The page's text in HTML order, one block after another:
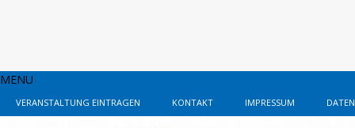
MENU
VERANSTALTUNG EINTRAGEN KONTAKT IMPRESSUM